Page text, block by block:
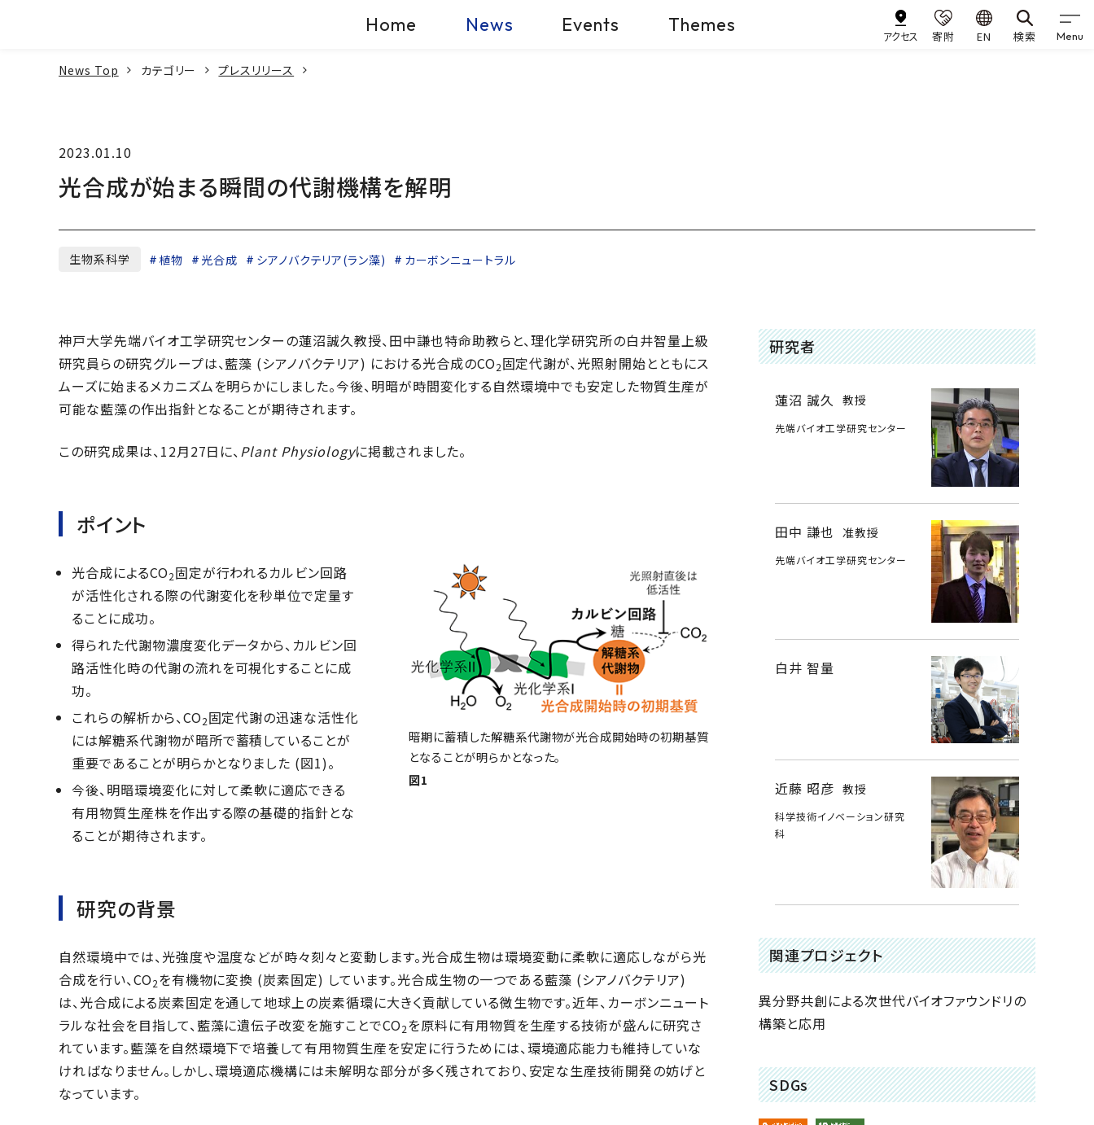
Home News Events Themes
アクセス 寄附 EN 検索 Menu
News Top カテゴリー プレスリリース
2023.01.10
光合成が始まる瞬間の代謝機構を解明
生物系科学 植物 光合成 シアノバクテリア(ラン藻) カーボンニュートラル
神戸大学先端バイオ工学研究センターの蓮沼誠久教授、田中謙也特命助教らと、理化学研究所の白井智量上級
研究員らの研究グループは、藍藻 (シアノバクテリア) における光合成のCO2固定代謝が、光照射開始とともにス
ムーズに始まるメカニズムを明らかにしました。今後、明暗が時間変化する自然環境中でも安定した物質生産が
可能な藍藻の作出指針となることが期待されます。
この研究成果は、12月27日に、Plant Physiologyに掲載されました。
ポイント
図1
暗期に蓄積した解糖系代謝物が光合成開始時の初期基質
となることが明らかとなった。
光合成によるCO2固定が行われるカルビン回路
が活性化される際の代謝変化を秒単位で定量す
ることに成功。
得られた代謝物濃度変化データから、カルビン回
路活性化時の代謝の流れを可視化することに成
功。
これらの解析から、CO2固定代謝の迅速な活性化
には解糖系代謝物が暗所で蓄積していることが
重要であることが明らかとなりました (図1)。
今後、明暗環境変化に対して柔軟に適応できる
有用物質生産株を作出する際の基礎的指針とな
ることが期待されます。
研究の背景
自然環境中では、光強度や温度などが時々刻々と変動します。光合成生物は環境変動に柔軟に適応しながら光
合成を行い、CO2を有機物に変換 (炭素固定) しています。光合成生物の一つである藍藻 (シアノバクテリア)
は、光合成による炭素固定を通して地球上の炭素循環に大きく貢献している微生物です。近年、カーボンニュート
ラルな社会を目指して、藍藻に遺伝子改変を施すことでCO2を原料に有用物質を生産する技術が盛んに研究さ
れています。藍藻を自然環境下で培養して有用物質生産を安定に行うためには、環境適応能力も維持していな
ければなりません。しかし、環境適応機構には未解明な部分が多く残されており、安定な生産技術開発の妨げと
なっています。
研究者
蓮沼 誠久 教授
先端バイオ工学研究センター
田中 謙也 准教授
先端バイオ工学研究センター
白井 智量
近藤 昭彦 教授
科学技術イノベーション研究
科
関連プロジェクト
異分野共創による次世代バイオファウンドリの
構築と応用
SDGs